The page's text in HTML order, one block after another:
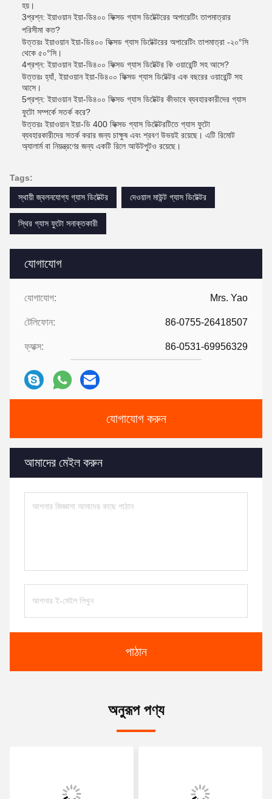
যোগাযোগ
যোগাযোগ: Mrs. Yao
টেলিফোন: 86-0755-26418507
ফ্যাক্স: 86-0531-69956329
যোগাযোগ করুন
আমাদের মেইল ​​করুন
পাঠান
হয়।
3প্রশ্ন: ইয়াওয়ান ইয়া-ডি৪০০ ফিক্সড গ্যাস ডিটেক্টরের অপারেটিং তাপমাত্রার
পরিসীমা কত?
উত্তরঃ ইয়াওয়ান ইয়া-ডি৪০০ ফিক্সড গ্যাস ডিটেক্টরের অপারেটিং তাপমাত্রা -২০°সি
থেকে ৫০°সি।
4প্রশ্ন: ইয়াওয়ান ইয়া-ডি৪০০ ফিক্সড গ্যাস ডিটেক্টর কি ওয়ারেন্টি সহ আসে?
উত্তরঃ হ্যাঁ, ইয়াওয়ান ইয়া-ডি৪০০ ফিক্সড গ্যাস ডিটেক্টর এক বছরের ওয়ারেন্টি সহ
আসে।
5প্রশ্ন: ইয়াওয়ান ইয়া-ডি৪০০ ফিক্সড গ্যাস ডিটেক্টর কীভাবে ব্যবহারকারীদের গ্যাস
ফুটো সম্পর্কে সতর্ক করে?
উত্তরঃ ইয়াওয়ান ইয়া-ডি 400 ফিক্সড গ্যাস ডিটেক্টরটিতে গ্যাস ফুটো
ব্যবহারকারীদের সতর্ক করার জন্য চাক্ষুষ এবং শ্রবণ উভয়ই রয়েছে। এটি রিমোট
অ্যালার্ম বা নিয়ন্ত্রণের জন্য একটি রিলে আউটপুটও রয়েছে।
Tags:
স্থায়ী জ্বলনযোগ্য গ্যাস ডিটেক্টর
দেওয়াল মাউন্ট গ্যাস ডিটেক্টর
স্থির গ্যাস ফুটো সনাক্তকারী
অনুরূপ পণ্য